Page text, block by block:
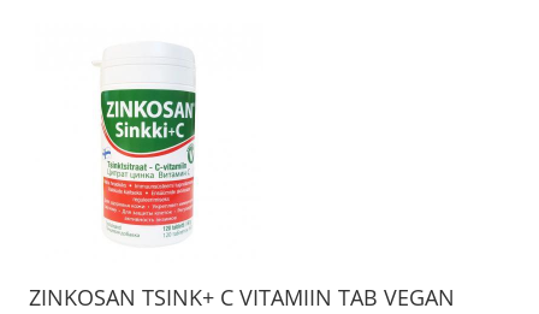
ZINKOSAN TSINK+ C VITAMIIN TAB VEGAN